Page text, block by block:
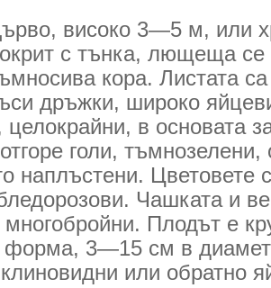
високо 3—5 м, или
с тънка, лющеща
кора. Листата
дръжки, широко
целокрайни, в основата
голи, тъмнозелени,
наплъстени.
Чашката и
многобройни. Плодът е
форма, 3—15 см в
или обратно